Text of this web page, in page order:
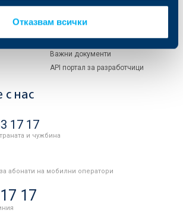
Отказвам всички
Бисквитки
Защита на личните данни
Важни документи
API портал за разработчици
с нас
17 17
и чужбина
абонати на мобилни оператори
17